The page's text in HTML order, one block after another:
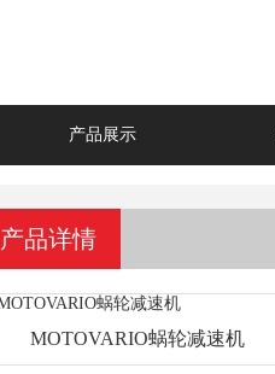
产品展示
产品详情
MOTOVARIO蜗轮减速机